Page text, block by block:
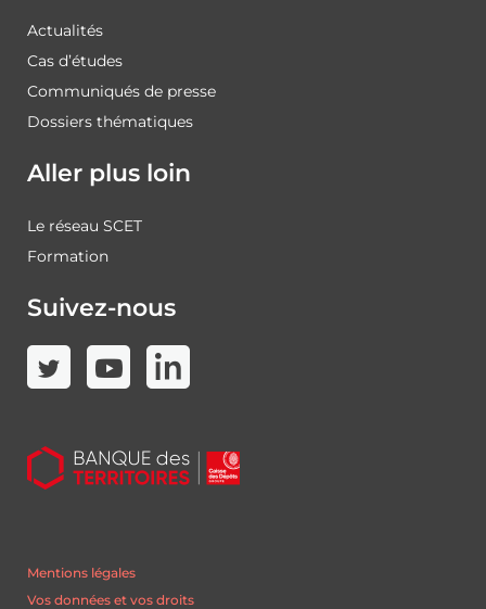
Actualités
Cas d’études
Communiqués de presse
Dossiers thématiques
Aller plus loin
Le réseau SCET
Formation
Suivez-nous
Mentions légales
Vos données et vos droits